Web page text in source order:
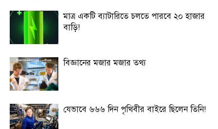
মাত্র একটি ব্যাটারিতে চলতে পারবে ২০ হাজার
বাড়ি!
বিজ্ঞানের মজার মজার তথ্য
যেভাবে ৬৬৬ দিন পৃথিবীর বাইরে ছিলেন তিনি!